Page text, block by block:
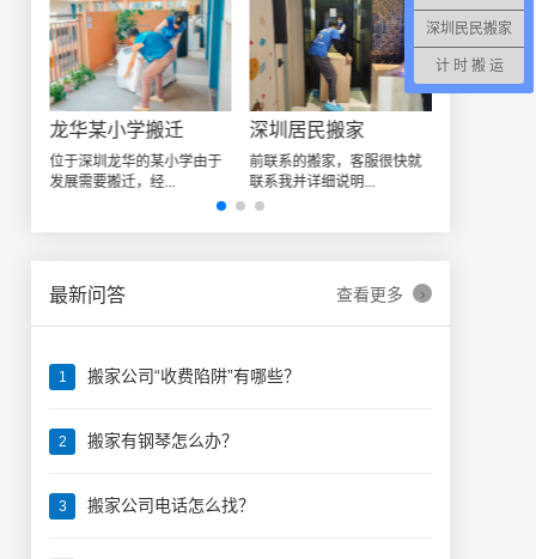
龙华某小学搬迁
位于深圳龙华的某小学由于
发展需要搬迁，经...
深圳居民搬家
前联系的搬家，客服很快就
联系我并详细说明...
最新问答 查看更多 ›
1 搬家公司“收费陷阱”有哪些？
2 搬家有钢琴怎么办？
3 搬家公司电话怎么找？
深圳民民搬家
计 时 搬 运